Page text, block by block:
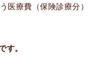
医療費（保険診療分）
す。